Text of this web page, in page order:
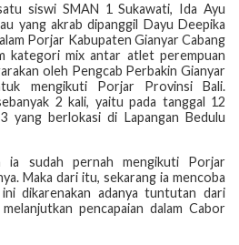
siswi SMAN 1 Sukawati, Ida Ayu
yang akrab dipanggil Dayu Deepika
Porjar Kabupaten Gianyar Cabang
kategori mix antar atlet perempuan
oleh Pengcab Perbakin Gianyar
mengikuti Porjar Provinsi Bali.
2 kali, yaitu pada tanggal 12
yang berlokasi di Lapangan Bedulu
ia sudah pernah mengikuti Porjar
Maka dari itu, sekarang ia mencoba
dikarenakan adanya tuntutan dari
pencapaian dalam Cabor